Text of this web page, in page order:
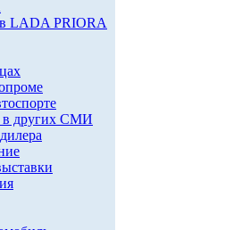
LADA PRIORA
других СМИ